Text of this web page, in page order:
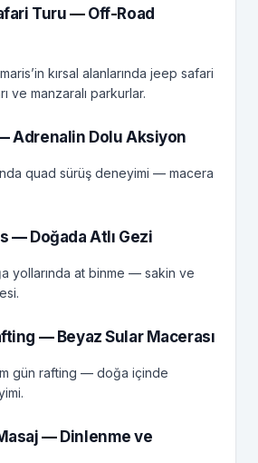
Turu — Off-Road
kırsal alanlarında jeep safari
ve manzaralı parkurlar.
Adrenalin Dolu Aksiyon
quad sürüş deneyimi — macera
— Doğada Atlı Gezi
yollarında at binme — sakin ve
— Beyaz Sular Macerası
gün rafting — doğa içinde
— Dinlenme ve